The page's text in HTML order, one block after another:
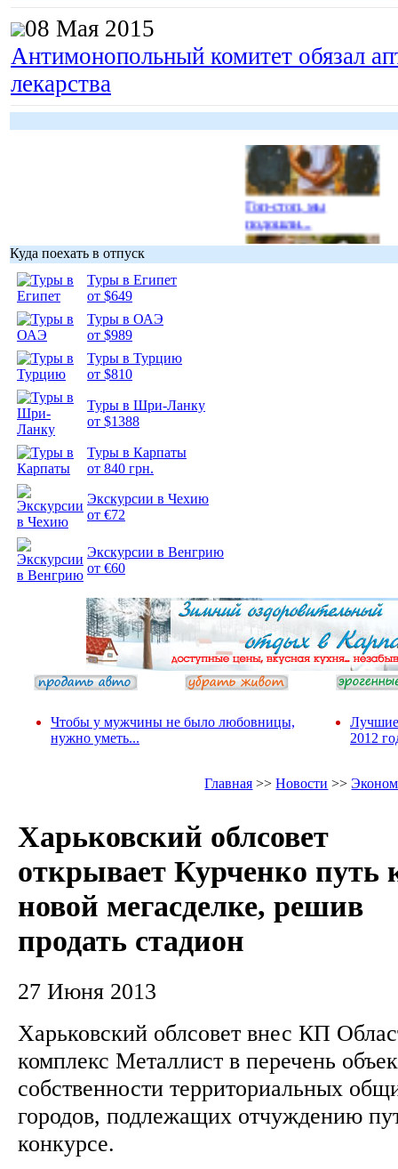
08 Мая 2015
Антимонопольный комитет обязал
лекарства
Гоп-стоп, мы
подошли...
Куда поехать в отпуск
Туры в Египет
от $649
Туры в ОАЭ
от $989
Туры в Турцию
от $810
Туры в Шри-Ланку
от $1388
Туры в Карпаты
от 840 грн.
Экскурсии в Чехию
от €72
Экскурсии в Венгрию
от €60
Чтобы у мужчины не было любовницы,
нужно уметь...
Лучшие
2012
Главная >>Новости >>
Харьковский облсовет
открывает Курченко путь
новой мегасделке, решив
продать стадион
27 Июня 2013
Харьковский облсовет внес КП
комплекс Металлист в перечень
собственности территориальных
городов, подлежащих отчуждению
конкурсе.